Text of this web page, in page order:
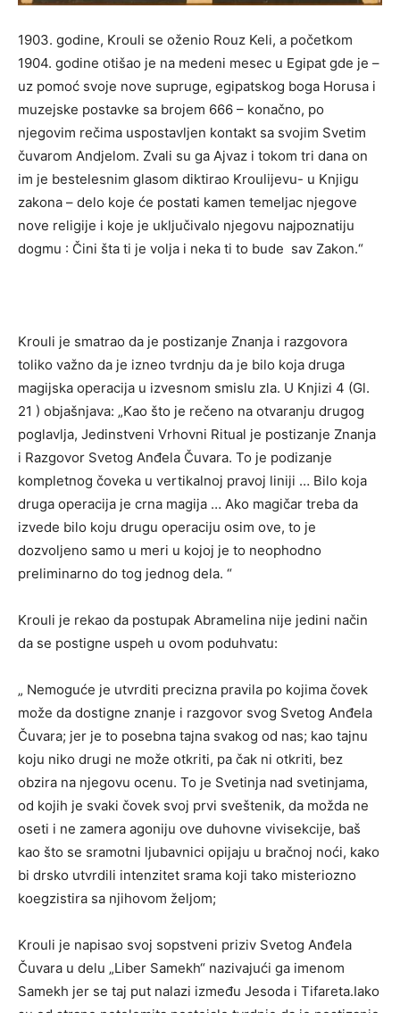
1903. godine, Krouli se oženio Rouz Keli, a početkom
1904. godine otišao je na medeni mesec u Egipat gde je –
uz pomoć svoje nove supruge, egipatskog boga Horusa i
muzejske postavke sa brojem 666 – konačno, po
njegovim rečima uspostavljen kontakt sa svojim Svetim
čuvarom Andjelom. Zvali su ga Ajvaz i tokom tri dana on
im je bestelesnim glasom diktirao Kroulijevu- u Knjigu
zakona – delo koje će postati kamen temeljac njegove
nove religije i koje je uključivalo njegovu najpoznatiju
dogmu : Čini šta ti je volja i neka ti to bude sav Zakon.“
Krouli je smatrao da je postizanje Znanja i razgovora
toliko važno da je izneo tvrdnju da je bilo koja druga
magijska operacija u izvesnom smislu zla. U Knjizi 4 (Gl.
21 ) objašnjava: „Kao što je rečeno na otvaranju drugog
poglavlja, Jedinstveni Vrhovni Ritual je postizanje Znanja
i Razgovor Svetog Anđela Čuvara. To je podizanje
kompletnog čoveka u vertikalnoj pravoj liniji … Bilo koja
druga operacija je crna magija … Ako magičar treba da
izvede bilo koju drugu operaciju osim ove, to je
dozvoljeno samo u meri u kojoj je to neophodno
preliminarno do tog jednog dela. “
Krouli je rekao da postupak Abramelina nije jedini način
da se postigne uspeh u ovom poduhvatu:
„ Nemoguće je utvrditi precizna pravila po kojima čovek
može da dostigne znanje i razgovor svog Svetog Anđela
Čuvara; jer je to posebna tajna svakog od nas; kao tajnu
koju niko drugi ne može otkriti, pa čak ni otkriti, bez
obzira na njegovu ocenu. To je Svetinja nad svetinjama,
od kojih je svaki čovek svoj prvi sveštenik, da možda ne
oseti i ne zamera agoniju ove duhovne vivisekcije, baš
kao što se sramotni ljubavnici opijaju u bračnoj noći, kako
bi drsko utvrdili intenzitet srama koji tako misteriozno
koegzistira sa njihovom željom;
Krouli je napisao svoj sopstveni priziv Svetog Anđela
Čuvara u delu „Liber Samekh“ nazivajući ga imenom
Samekh jer se taj put nalazi između Jesoda i Tifareta.Iako